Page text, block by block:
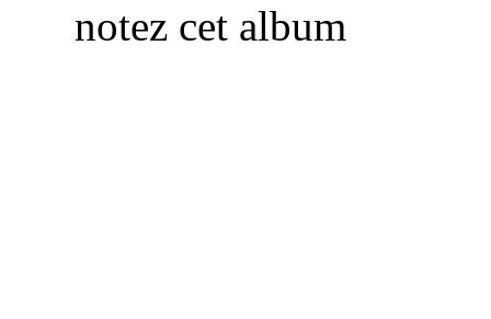
notez cet album